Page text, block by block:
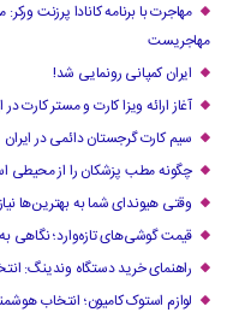
مهاجرت با برنامه کانادا پرزنت
مهاجریست
ایران کمپانی رونمایی شد!
آغاز ارائه ویزا کارت و مستر کارت در
سیم کارت گرجستان دائمی در ایران
چگونه مطب پزشکان را از محیطی
وقتی هیوندای شما به بهترین‌ها
قیمت گوشی‌های تازه‌وارد؛ نگاهی
راهنمای خرید دستگاه وندینگ:
لوازم استوک کامیون؛ انتخاب